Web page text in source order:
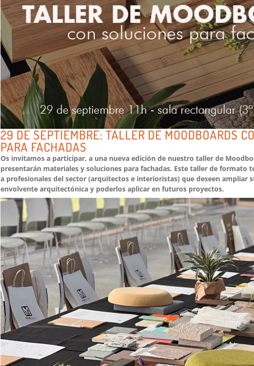
29 DE SEPTIEMBRE: TALLER DE MOODBOARDS
PARA FACHADAS
Os invitamos a participar, a una nueva edición de nuestro taller de
presentarán materiales y soluciones para fachadas. Este taller de formato
a profesionales del sector (arquitectos e interioristas) que deseen ampliar
envolvente arquitectónica y poderlos aplicar en futuros proyectos.